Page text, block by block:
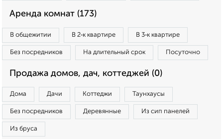
Аренда комнат (173)
В общежитии В 2‑к квартире В 3‑к квартире
Без посредников На длительный срок Посуточно
Продажа домов, дач, коттеджей (0)
Дома Дачи Коттеджи Таунхаусы
Без посредников Деревянные Из сип панелей
Из бруса